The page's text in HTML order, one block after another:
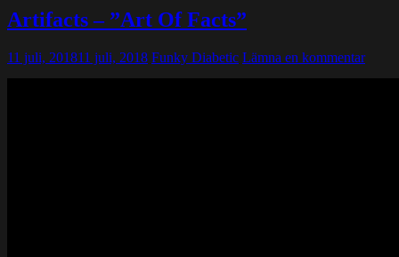
Artifacts – ”Art Of Facts”
11 juli, 201811 juli, 2018 Funky Diabetic Lämna en kommentar